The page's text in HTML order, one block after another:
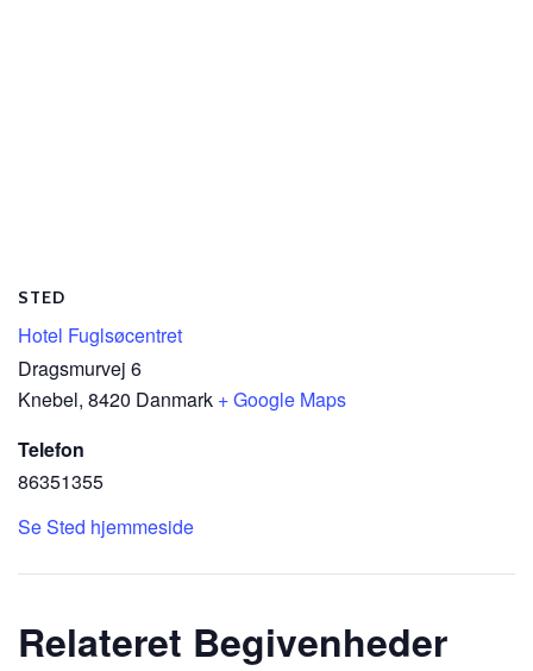
STED
Hotel Fuglsøcentret
Dragsmurvej 6
Knebel, 8420 Danmark + Google Maps
Telefon
86351355
Se Sted hjemmeside
Relateret Begivenheder